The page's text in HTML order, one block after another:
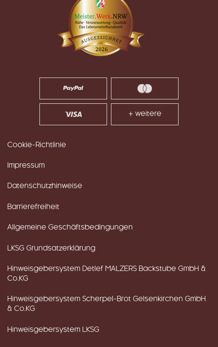
+ weitere
Cookie-Richtlinie
Impressum
Datenschutzhinweise
Barrierefreiheit
Allgemeine Geschäftsbedingungen
LKSG Grundsatzerklärung
Hinweisgebersystem Detlef MALZERS Backstube GmbH &
Co.KG
Hinweisgebersystem Scherpel-Brot Gelsenkirchen GmbH
& Co.KG
Hinweisgebersystem LKSG